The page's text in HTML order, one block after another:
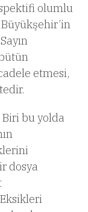
olumlu
etmesi,
Biri bu yolda
dosya